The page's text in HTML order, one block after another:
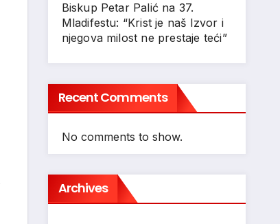
Biskup Petar Palić na 37.
Mladifestu: “Krist je naš Izvor i
njegova milost ne prestaje teći”
Recent Comments
No comments to show.
Archives